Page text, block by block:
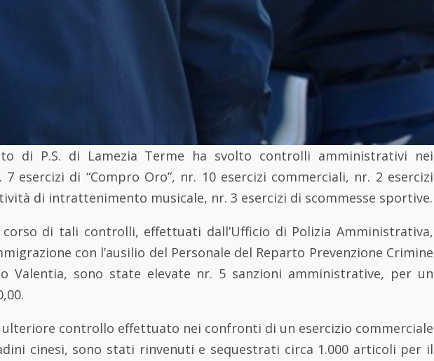
di P.S. di Lamezia Terme ha svolto controlli amministrativi nei
esercizi di “Compro Oro”, nr. 10 esercizi commerciali, nr. 2 esercizi
di intrattenimento musicale, nr. 3 esercizi di scommesse sportive.
tali controlli, effettuati dall’Ufficio di Polizia Amministrativa,
con l’ausilio del Personale del Reparto Prevenzione Crimine
Valentia, sono state elevate nr. 5 sanzioni amministrative, per un
ulteriore controllo effettuato nei confronti di un esercizio commerciale
cinesi, sono stati rinvenuti e sequestrati circa 1.000 articoli per il